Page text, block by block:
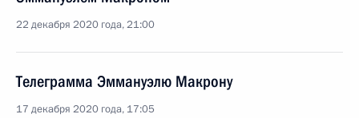
22 декабря 2020 года, 21:00
Телеграмма Эммануэлю Макрону
17 декабря 2020 года, 17:05